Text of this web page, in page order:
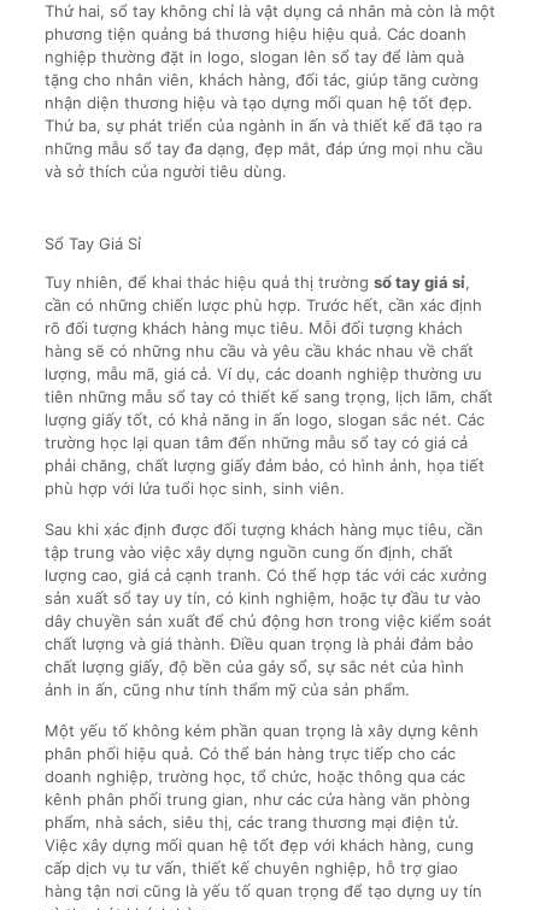
Thứ hai, sổ tay không chỉ là vật dụng cá nhân mà còn là một
phương tiện quảng bá thương hiệu hiệu quả. Các doanh
nghiệp thường đặt in logo, slogan lên sổ tay để làm quà
tặng cho nhân viên, khách hàng, đối tác, giúp tăng cường
nhận diện thương hiệu và tạo dựng mối quan hệ tốt đẹp.
Thứ ba, sự phát triển của ngành in ấn và thiết kế đã tạo ra
những mẫu sổ tay đa dạng, đẹp mắt, đáp ứng mọi nhu cầu
và sở thích của người tiêu dùng.
Sổ Tay Giá Sỉ
Tuy nhiên, để khai thác hiệu quả thị trường sổ tay giá sỉ,
cần có những chiến lược phù hợp. Trước hết, cần xác định
rõ đối tượng khách hàng mục tiêu. Mỗi đối tượng khách
hàng sẽ có những nhu cầu và yêu cầu khác nhau về chất
lượng, mẫu mã, giá cả. Ví dụ, các doanh nghiệp thường ưu
tiên những mẫu sổ tay có thiết kế sang trọng, lịch lãm, chất
lượng giấy tốt, có khả năng in ấn logo, slogan sắc nét. Các
trường học lại quan tâm đến những mẫu sổ tay có giá cả
phải chăng, chất lượng giấy đảm bảo, có hình ảnh, họa tiết
phù hợp với lứa tuổi học sinh, sinh viên.
Sau khi xác định được đối tượng khách hàng mục tiêu, cần
tập trung vào việc xây dựng nguồn cung ổn định, chất
lượng cao, giá cả cạnh tranh. Có thể hợp tác với các xưởng
sản xuất sổ tay uy tín, có kinh nghiệm, hoặc tự đầu tư vào
dây chuyền sản xuất để chủ động hơn trong việc kiểm soát
chất lượng và giá thành. Điều quan trọng là phải đảm bảo
chất lượng giấy, độ bền của gáy sổ, sự sắc nét của hình
ảnh in ấn, cũng như tính thẩm mỹ của sản phẩm.
Một yếu tố không kém phần quan trọng là xây dựng kênh
phân phối hiệu quả. Có thể bán hàng trực tiếp cho các
doanh nghiệp, trường học, tổ chức, hoặc thông qua các
kênh phân phối trung gian, như các cửa hàng văn phòng
phẩm, nhà sách, siêu thị, các trang thương mại điện tử.
Việc xây dựng mối quan hệ tốt đẹp với khách hàng, cung
cấp dịch vụ tư vấn, thiết kế chuyên nghiệp, hỗ trợ giao
hàng tận nơi cũng là yếu tố quan trọng để tạo dựng uy tín